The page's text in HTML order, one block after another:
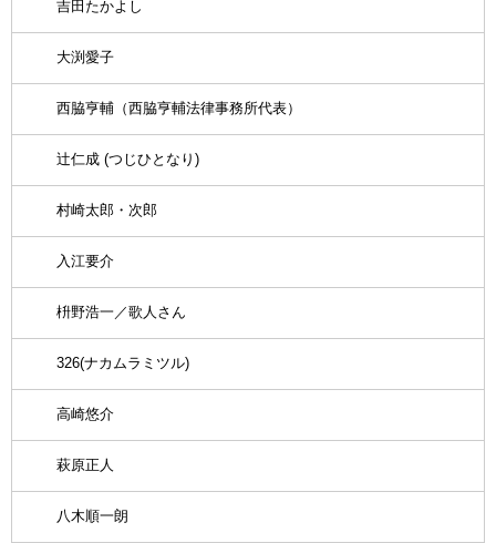
吉田たかよし
大渕愛子
西脇亨輔（西脇亨輔法律事務所代表）
辻仁成 (つじひとなり)
村崎太郎・次郎
入江要介
枡野浩一／歌人さん
326(ナカムラミツル)
高崎悠介
萩原正人
八木順一朗